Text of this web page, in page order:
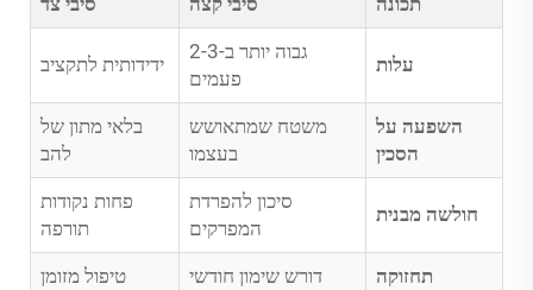
עלות
גבוה יותר ב-2-3
פעמים
ידידותית לתקציב
השפעה על
הסכין
משטח שמתאושש
בעצמו
בלאי מתון של
להב
חולשה מבנית
סיכון להפרדת
המפרקים
פחות נקודות
תורפה
תחזוקה
דורש שימון חודשי טיפול מזומן